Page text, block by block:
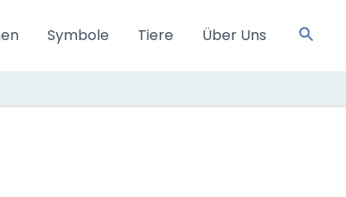
Symbole Tiere Über Uns